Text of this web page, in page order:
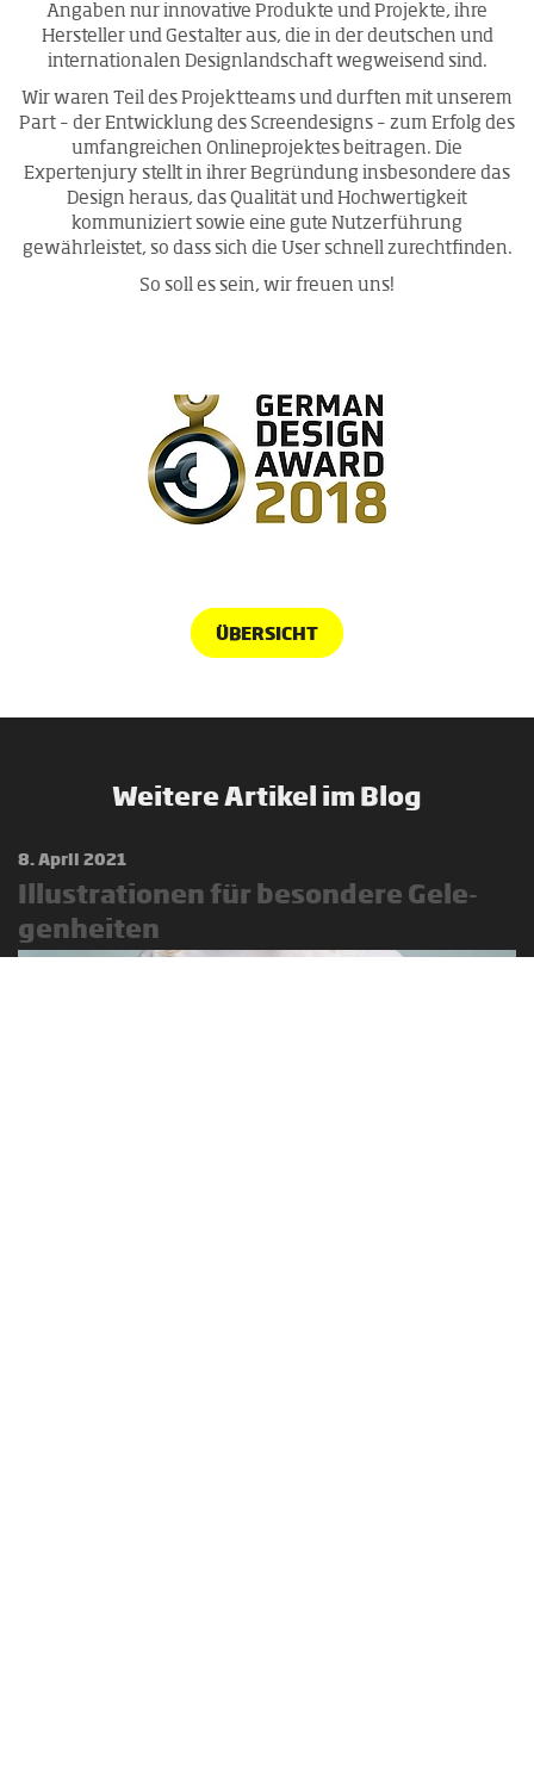
Angaben nur innovative Produkte und Projekte, ihre
Hersteller und Gestalter aus, die in der deutschen und
internationalen Designlandschaft wegweisend sind.
Wir waren Teil des Projektteams und durften mit unserem
Part – der Entwicklung des Screendesigns – zum Erfolg des
umfangreichen Onlineprojektes beitragen. Die
Expertenjury stellt in ihrer Begründung insbesondere das
Design heraus, das Qualität und Hochwertigkeit
kommuniziert sowie eine gute Nutzerführung
gewährleistet, so dass sich die User schnell zurechtfinden.
So soll es sein, wir freuen uns!
ÜBERSICHT
Weitere Artikel im Blog
8. April 2021
Il­lus­tra­tio­nen für be­son­de­re Ge­le­
gen­hei­ten